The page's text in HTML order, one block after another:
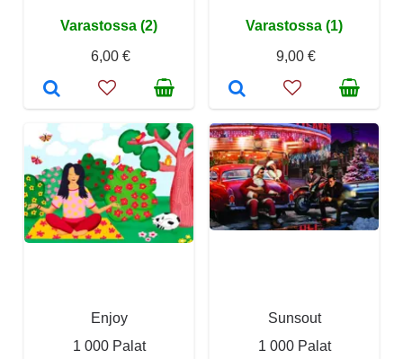
Varastossa (2)
6,00 €
Varastossa (1)
9,00 €
Enjoy
1 000 Palat
Sunsout
1 000 Palat